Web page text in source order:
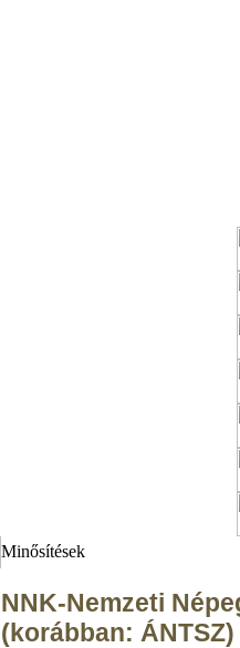
Minősítések
NNK-Nemzeti
(korábban: ÁNTSZ)